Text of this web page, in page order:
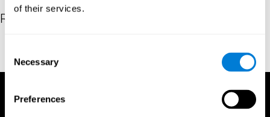
of their services.
Selection
Necessary
Preferences
Referências
Mathématique. 35: 289–321. doi:10.5169/seals-57378.